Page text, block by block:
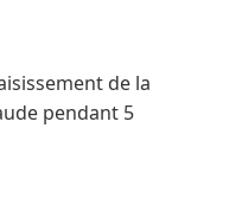
de la
pendant 5